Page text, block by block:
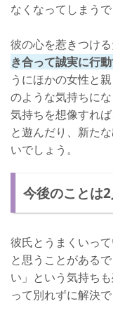
なくなってしまうで
彼の心を惹きつけ
き合って誠実に行
うにほかの女性と
のような気持ちに
気持ちを想像すれ
と遊んだり、新た
いでしょう。
今後のことは
彼氏とうまくいっ
と思うことがある
い」という気持ち
って別れずに解決